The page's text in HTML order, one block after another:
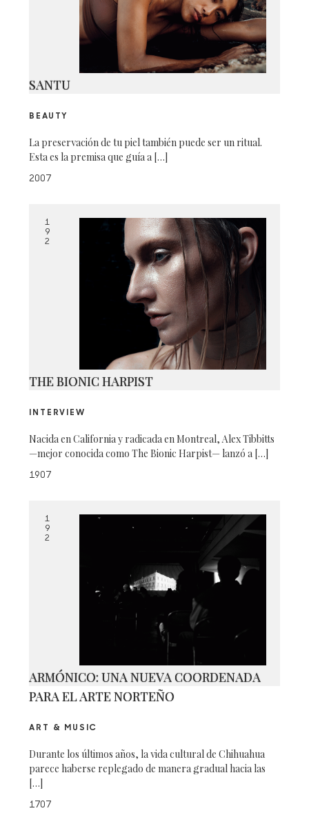
SANTU
BEAUTY
La preservación de tu piel también puede ser un ritual.
Esta es la premisa que guía a […]
2007
1
9
2
THE BIONIC HARPIST
INTERVIEW
Nacida en California y radicada en Montreal, Alex Tibbitts
—mejor conocida como The Bionic Harpist— lanzó a […]
1907
1
9
2
ARMÓNICO: UNA NUEVA COORDENADA
PARA EL ARTE NORTEÑO
ART & MUSIC
Durante los últimos años, la vida cultural de Chihuahua
parece haberse replegado de manera gradual hacia las
[…]
1707